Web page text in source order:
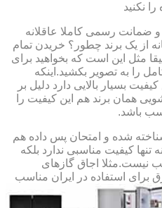
نکنید
و ضمانت رسمی کاملا عاقلانه
از یک برند چطور؟ خریدن تمام
مثل این است که بخواهید برای
را به تصویر بکشید.اینکه
بسیار بالایی دارد دلیل بر
همان برند هم این کیفیت را
باشد.
شده و امتحان پس داده هم
کیفیت مناسبی ندارد بلکه
نیست.مثلا اجاق گازهای
برای استفاده در ایران مناسب